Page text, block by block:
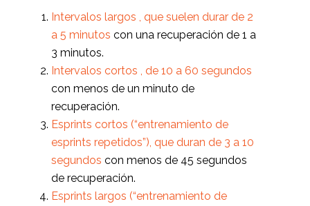
Intervalos largos , que suelen durar de 2
a 5 minutos con una recuperación de 1 a
3 minutos.
Intervalos cortos , de 10 a 60 segundos
con menos de un minuto de
recuperación.
Esprints cortos (“entrenamiento de
esprints repetidos”), que duran de 3 a 10
segundos con menos de 45 segundos
de recuperación.
Esprints largos (“entrenamiento de